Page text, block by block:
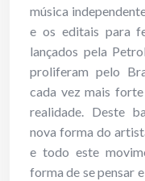
música
e os editais para
lançados pela
proliferam pelo
cada vez mais
realidade. Deste
nova forma do
e todo este
forma de se pensar